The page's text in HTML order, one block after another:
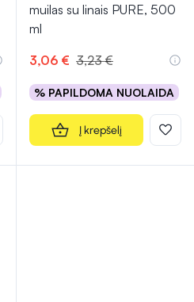
muilas su linais PURE, 500
ml
3,06 € 3,23 €
% PAPILDOMA NUOLAIDA
Į krepšelį